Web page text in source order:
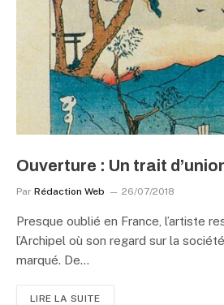
Ouverture : Un trait
Par Rédaction Web 26/07/2018
Presque oublié en France, l’artiste
l’Archipel où son regard sur la
marqué. De…
LIRE LA SUITE